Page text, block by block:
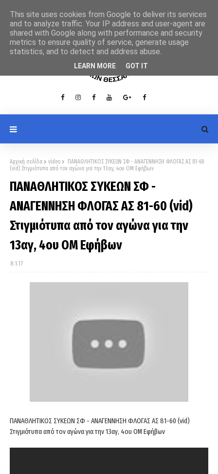
Αρχική σελίδα video
ΠΑΝΑΘΛΗΤΙΚΟΣ ΣΥΚΕΩΝ ΣΦ - ΑΝΑΓΕΝΝΗΣΗ ΦΛΟΓΑΣ ΑΣ 81-60
(vid) Στιγμιότυπα από τον αγώνα για την 13αγ, 4ου ΟΜ Εφήβων
ΠΑΝΑΘΛΗΤΙΚΟΣ ΣΥΚΕΩΝ ΣΦ -
ΑΝΑΓΕΝΝΗΣΗ ΦΛΟΓΑΣ ΑΣ 81-60 (vid)
Στιγμιότυπα από τον αγώνα για την
13αγ, 4ου ΟΜ Εφήβων
8.1.17
ΠΑΝΑΘΛΗΤΙΚΟΣ ΣΥΚΕΩΝ ΣΦ - ΑΝΑΓΕΝΝΗΣΗ ΦΛΟΓΑΣ ΑΣ 81-60 (vid)
Στιγμιότυπα από τον αγώνα για την 13αγ, 4ου ΟΜ Εφήβων
This site uses cookies from Google to deliver its services
and to analyze traffic. Your IP address and user-agent are
shared with Google along with performance and security
metrics to ensure quality of service, generate usage
statistics, and to detect and address abuse.
LEARN MORE GOT IT